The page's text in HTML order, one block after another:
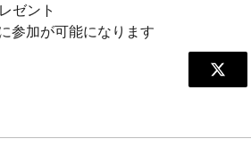
ゼント
参加が可能になります